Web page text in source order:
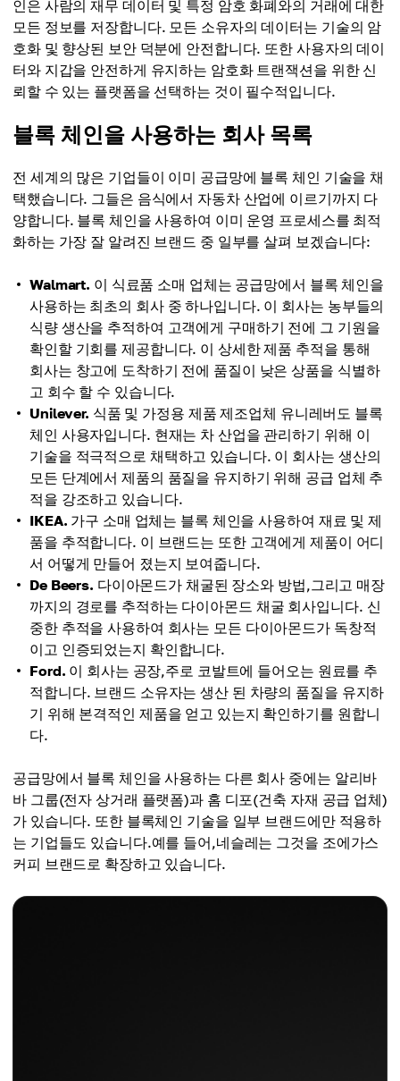
인은 사람의 재무 데이터 및 특정 암호 화폐와의 거래에 대한
모든 정보를 저장합니다. 모든 소유자의 데이터는 기술의 암
호화 및 향상된 보안 덕분에 안전합니다. 또한 사용자의 데이
터와 지갑을 안전하게 유지하는 암호화 트랜잭션을 위한 신
뢰할 수 있는 플랫폼을 선택하는 것이 필수적입니다.
블록 체인을 사용하는 회사 목록
전 세계의 많은 기업들이 이미 공급망에 블록 체인 기술을 채
택했습니다. 그들은 음식에서 자동차 산업에 이르기까지 다
양합니다. 블록 체인을 사용하여 이미 운영 프로세스를 최적
화하는 가장 잘 알려진 브랜드 중 일부를 살펴 보겠습니다:
Walmart. 이 식료품 소매 업체는 공급망에서 블록 체인을
사용하는 최초의 회사 중 하나입니다. 이 회사는 농부들의
식량 생산을 추적하여 고객에게 구매하기 전에 그 기원을
확인할 기회를 제공합니다. 이 상세한 제품 추적을 통해
회사는 창고에 도착하기 전에 품질이 낮은 상품을 식별하
고 회수 할 수 있습니다.
Unilever. 식품 및 가정용 제품 제조업체 유니레버도 블록
체인 사용자입니다. 현재는 차 산업을 관리하기 위해 이
기술을 적극적으로 채택하고 있습니다. 이 회사는 생산의
모든 단계에서 제품의 품질을 유지하기 위해 공급 업체 추
적을 강조하고 있습니다.
IKEA. 가구 소매 업체는 블록 체인을 사용하여 재료 및 제
품을 추적합니다. 이 브랜드는 또한 고객에게 제품이 어디
서 어떻게 만들어 졌는지 보여줍니다.
De Beers. 다이아몬드가 채굴된 장소와 방법,그리고 매장
까지의 경로를 추적하는 다이아몬드 채굴 회사입니다. 신
중한 추적을 사용하여 회사는 모든 다이아몬드가 독창적
이고 인증되었는지 확인합니다.
Ford. 이 회사는 공장,주로 코발트에 들어오는 원료를 추
적합니다. 브랜드 소유자는 생산 된 차량의 품질을 유지하
기 위해 본격적인 제품을 얻고 있는지 확인하기를 원합니
다.
공급망에서 블록 체인을 사용하는 다른 회사 중에는 알리바
바 그룹(전자 상거래 플랫폼)과 홈 디포(건축 자재 공급 업체)
가 있습니다. 또한 블록체인 기술을 일부 브랜드에만 적용하
는 기업들도 있습니다.예를 들어,네슬레는 그것을 조에가스
커피 브랜드로 확장하고 있습니다.